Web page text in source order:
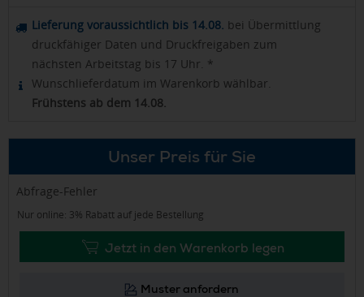
Lieferung voraussichtlich bis 14.08. bei Übermittlung
druckfähiger Daten und Druckfreigaben zum
nächsten Arbeitstag bis 17 Uhr. *
Wunschlieferdatum im Warenkorb wählbar.
Frühstens ab dem 14.08.
Unser Preis für Sie
Abfrage-Fehler
Nur online: 3% Rabatt auf jede Bestellung
Jetzt in den Warenkorb legen
Muster anfordern